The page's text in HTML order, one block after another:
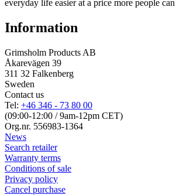
everyday life easier at a price more people
Information
Grimsholm Products AB
Åkarevägen 39
311 32 Falkenberg
Sweden
Contact us
Tel: +46 346 - 73 80 00
(09:00-12:00 / 9am-12pm CET)
Org.nr. 556983-1364
News
Search retailer
Warranty terms
Conditions of sale
Privacy policy
Cancel purchase